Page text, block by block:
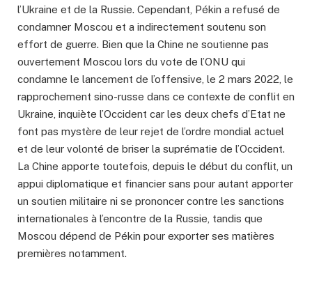
l’Ukraine et de la Russie. Cependant, Pékin a refusé de
condamner Moscou et a indirectement soutenu son
effort de guerre. Bien que la Chine ne soutienne pas
ouvertement Moscou lors du vote de l’ONU qui
condamne le lancement de l’offensive, le 2 mars 2022, le
rapprochement sino-russe dans ce contexte de conflit en
Ukraine, inquiète l’Occident car les deux chefs d’Etat ne
font pas mystère de leur rejet de l’ordre mondial actuel
et de leur volonté de briser la suprématie de l’Occident.
La Chine apporte toutefois, depuis le début du conflit, un
appui diplomatique et financier sans pour autant apporter
un soutien militaire ni se prononcer contre les sanctions
internationales à l’encontre de la Russie, tandis que
Moscou dépend de Pékin pour exporter ses matières
premières notamment.